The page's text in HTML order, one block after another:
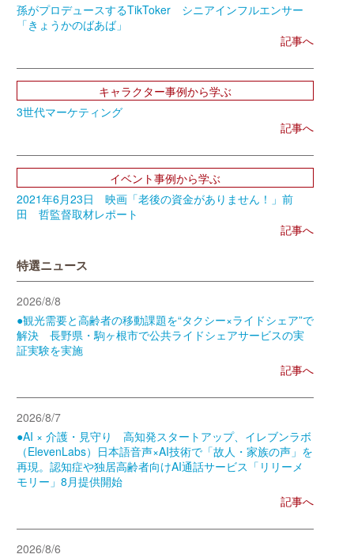
孫がプロデュースするTikToker シニアインフルエンサー
「きょうかのばあば」
記事へ
キャラクター事例から学ぶ
3世代マーケティング
記事へ
イベント事例から学ぶ
2021年6月23日 映画「老後の資金がありません！」前
田 哲監督取材レポート
記事へ
特選ニュース
2026/8/8
●観光需要と高齢者の移動課題を“タクシー×ライドシェア”で
解決 長野県・駒ヶ根市で公共ライドシェアサービスの実
証実験を実施
記事へ
2026/8/7
●AI × 介護・見守り 高知発スタートアップ、イレブンラボ
（ElevenLabs）日本語音声×AI技術で「故人・家族の声」を
再現。認知症や独居高齢者向けAI通話サービス「リリーメ
モリー」8月提供開始
記事へ
2026/8/6